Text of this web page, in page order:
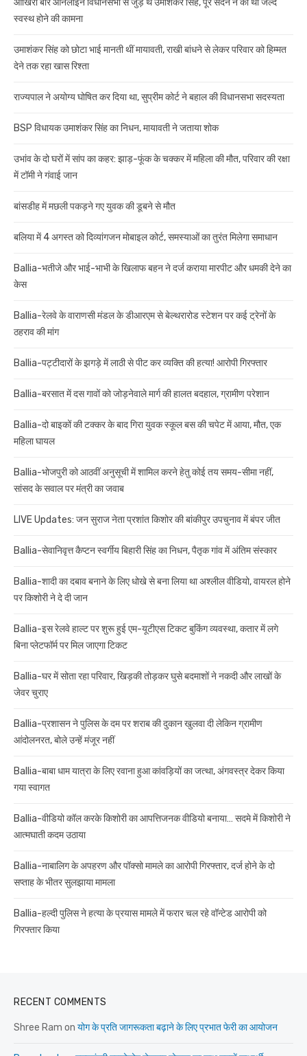
स्वस्थ होने की कामना
उमाशंकर सिंह को छोटा भाई मानती थीं मायावती, राखी बांधने से लेकर परिवार को हिम्मत
देने तक रहा खास रिश्ता
राज्यपाल ने अयोग्य घोषित कर दिया था, सुप्रीम कोर्ट ने बहाल की विधानसभा सदस्यता
BSP विधायक उमाशंकर सिंह का निधन, मायावती ने जताया शोक
उभांव के दो घरों में सांप का कहर: झाड़-फूंक के चक्कर में महिला की मौत, परिवार की रक्षा
में टॉमी ने गंवाई जान
बांसडीह में मछली पकड़ने गए युवक की डूबने से मौत
बलिया में 4 अगस्त को दिव्यांगजन मोबाइल कोर्ट, समस्याओं का तुरंत मिलेगा समाधान
Ballia-भतीजे और भाई-भाभी के खिलाफ बहन ने दर्ज कराया मारपीट और धमकी देने का
केस
Ballia-रेलवे के वाराणसी मंडल के डीआरएम से बेल्थरारोड स्टेशन पर कई ट्रेनों के
ठहराव की मांग
Ballia-पट्टीदारों के झगड़े में लाठी से पीट कर व्यक्ति की हत्या! आरोपी गिरफ्तार
Ballia-बरसात में दस गावों को जोड़नेवाले मार्ग की हालत बदहाल, ग्रामीण परेशान
Ballia-दो बाइकों की टक्कर के बाद गिरा युवक स्कूल बस की चपेट में आया, मौत, एक
महिला घायल
Ballia-भोजपुरी को आठवीं अनुसूची में शामिल करने हेतु कोई तय समय-सीमा नहीं,
सांसद के सवाल पर मंत्री का जवाब
LIVE Updates: जन सुराज नेता प्रशांत किशोर की बांकीपुर उपचुनाव में बंपर जीत
Ballia-सेवानिवृत्त कैप्टन स्वर्गीय बिहारी सिंह का निधन, पैतृक गांव में अंतिम संस्कार
Ballia-शादी का दबाव बनाने के लिए धोखे से बना लिया था अश्लील वीडियो, वायरल होने
पर किशोरी ने दे दी जान
Ballia-इस रेलवे हाल्ट पर शुरू हुई एम-यूटीएस टिकट बुकिंग व्यवस्था, कतार में लगे
बिना प्लेटफॉर्म पर मिल जाएगा टिकट
Ballia-घर में सोता रहा परिवार, खिड़की तोड़कर घुसे बदमाशों ने नकदी और लाखों के
जेवर चुराए
Ballia-प्रशासन ने पुलिस के दम पर शराब की दुकान खुलवा दी लेकिन ग्रामीण
आंदोलनरत, बोले उन्हें मंजूर नहीं
Ballia-बाबा धाम यात्रा के लिए रवाना हुआ कांवड़ियों का जत्था, अंगवस्त्र देकर किया
गया स्वागत
Ballia-वीडियो कॉल करके किशोरी का आपत्तिजनक वीडियो बनाया… सदमे में किशोरी ने
आत्मघाती कदम उठाया
Ballia-नाबालिग के अपहरण और पॉक्सो मामले का आरोपी गिरफ्तार, दर्ज होने के दो
सप्ताह के भीतर सुलझाया मामला
Ballia-हल्दी पुलिस ने हत्या के प्रयास मामले में फरार चल रहे वॉन्टेड आरोपी को
गिरफ्तार किया
RECENT COMMENTS
Shree Ram on योग के प्रति जागरूकता बढ़ाने के लिए प्रभात फेरी का आयोजन